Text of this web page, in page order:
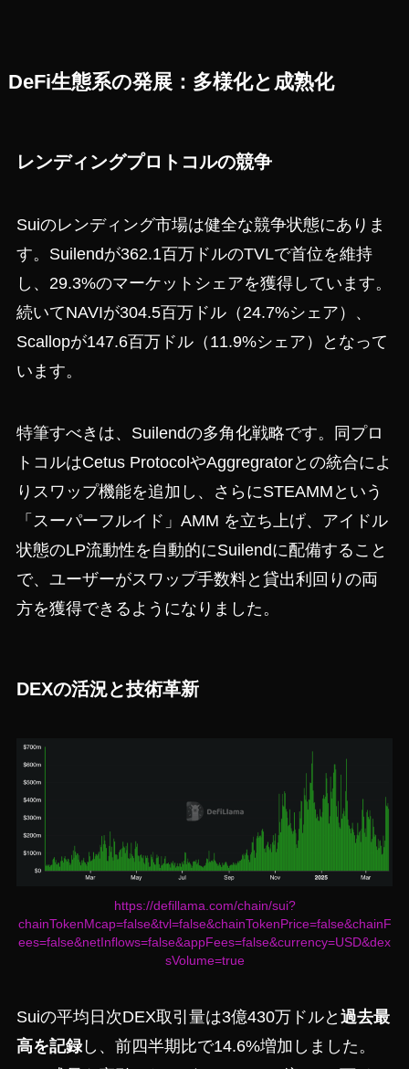
DeFi生態系の発展：多様化と成熟化
レンディングプロトコルの競争
Suiのレンディング市場は健全な競争状態にありま
す。Suilendが362.1百万ドルのTVLで首位を維持
し、29.3%のマーケットシェアを獲得しています。
続いてNAVIが304.5百万ドル（24.7%シェア）、
Scallopが147.6百万ドル（11.9%シェア）となって
います。
特筆すべきは、Suilendの多角化戦略です。同プロ
トコルはCetus ProtocolやAggregratorとの統合によ
りスワップ機能を追加し、さらにSTEAMMという
「スーパーフルイド」AMM を立ち上げ、アイドル
状態のLP流動性を自動的にSuilendに配備すること
で、ユーザーがスワップ手数料と貸出利回りの両
方を獲得できるようになりました。
DEXの活況と技術革新
https://defillama.com/chain/sui?
chainTokenMcap=false&tvl=false&chainTokenPrice=false&chainF
ees=false&netInflows=false&appFees=false&currency=USD&dex
sVolume=true
Suiの平均日次DEX取引量は3億430万ドルと 過去最
高を記録し、前四半期比で14.6%増加しました。